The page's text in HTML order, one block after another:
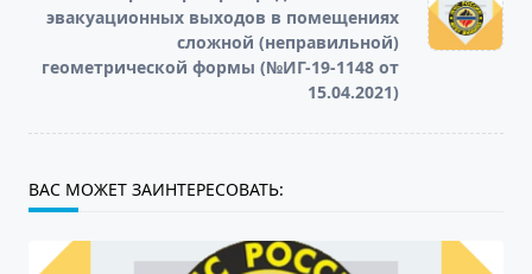
эвакуационных выходов в помещениях
сложной (неправильной)
геометрической формы (№ИГ-19-1148 от
15.04.2021)
ВАС МОЖЕТ ЗАИНТЕРЕСОВАТЬ: